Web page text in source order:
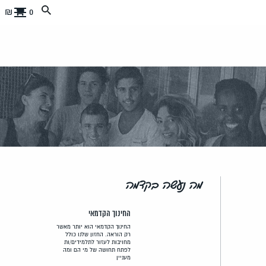
0 ₪
מה נעשה בקדמה
החינוך הקדמאי
החינוך הקדמאי הוא יותר מאשר
רק הוראה. החזון שלנו כולל
מחויבות לעזור לתלמידים/ות
לפתח תחושה של מי הם ומה
מעניין